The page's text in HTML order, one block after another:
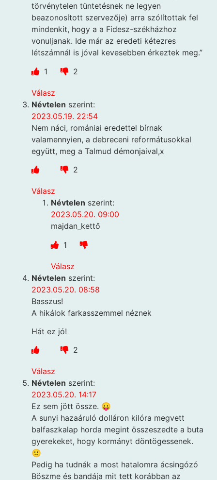
törvénytelen tüntetésnek ne legyen
beazonosított szervezője) arra szólítottak fel
mindenkit, hogy a a Fidesz-székházhoz
vonuljanak. Ide már az eredeti kétezres
létszámnál is jóval kevesebben érkeztek meg.”
1
2
Válasz
Névtelen szerint:
2023.05.19. 22:54
Nem náci, romániai eredettel bírnak
valamennyien, a debreceni reformátusokkal
együtt, meg a Talmud démonjaival,x
2
Válasz
Névtelen szerint:
2023.05.20. 09:00
majdan_kettő
1
Válasz
Névtelen szerint:
2023.05.20. 08:58
Basszus!
A hikálok farkasszemmel néznek
Hát ez jó!
2
Válasz
Névtelen szerint:
2023.05.20. 14:17
Ez sem jött össze. 😛
A sunyi hazaáruló dolláron kilóra megvett
balfaszkalap horda megint összeszedte a buta
gyerekeket, hogy kormányt döntögessenek.
🙂
Pedig ha tudnák a most hatalomra ácsingózó
Böszme és bandája mit tett korábban az